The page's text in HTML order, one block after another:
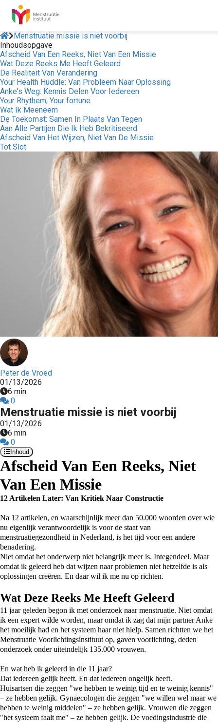
Menstruatie missie is niet voorbij
Inhoudsopgave
Afscheid Van Een Reeks, Niet Van Een Missie
Wat Deze Reeks Me Heeft Geleerd
De Realiteit Van Verandering
Your Health Huddle: Van Probleem Naar Oplossing
Anke's Weg: Kennis Delen Voor Iedereen
Your Rhythem, Your fortune
Wat Ik Meeneem
De Toekomst: Samen In Plaats Van Tegen
Aan Alle Partijen Die Ik Heb Bekritiseerd
Afscheid Van Het Wijzen, Niet Van De Missie
Tot Slot
Peter de Vroed
01/13/2026
6 min
0
Menstruatie missie is niet voorbij
01/13/2026
6 min
0
Inhoud
Afscheid Van Een Reeks, Niet
Van Een Missie
12 Artikelen Later: Van Kritiek Naar Constructie
Na 12 artikelen, en waarschijnlijk meer dan 50.000 woorden over wie
nu eigenlijk verantwoordelijk is voor de staat van
menstruatiegezondheid in Nederland, is het tijd voor een andere
benadering.
Niet omdat het onderwerp niet belangrijk meer is. Integendeel. Maar
omdat ik geleerd heb dat wijzen naar problemen niet hetzelfde is als
oplossingen creëren. En daar wil ik me nu op richten.
Wat Deze Reeks Me Heeft Geleerd
11 jaar geleden begon ik met onderzoek naar menstruatie. Niet omdat
ik een expert wilde worden, maar omdat ik zag dat mijn partner Anke
het moeilijk had en het systeem haar niet hielp. Samen richtten we het
Menstruatie Voorlichtingsinstituut op, gaven voorlichting, deden
onderzoek onder uiteindelijk 135.000 vrouwen.
En wat heb ik geleerd in die 11 jaar?
Dat iedereen gelijk heeft. En dat iedereen ongelijk heeft.
Huisartsen die zeggen "we hebben te weinig tijd en te weinig kennis"
– ze hebben gelijk. Gynaecologen die zeggen "we willen wel maar we
hebben te weinig middelen" – ze hebben gelijk. Vrouwen die zeggen
"het systeem faalt me" – ze hebben gelijk. De voedingsindustrie die